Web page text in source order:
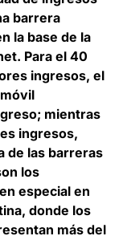
barrera
la base de la
Para el 40
ingresos, el
mientras
ingresos,
de las barreras
los
especial en
donde los
más del